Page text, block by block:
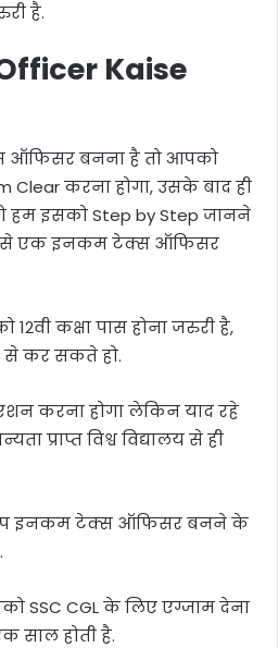
है.
Kaise
बनना है तो आपको
Clear करना होगा, उसके बाद ही
इसको Step by Step जानने
एक इनकम टेक्स ऑफिसर
कक्षा पास होना जरुरी है,
से कर सकते हो.
करना होगा लेकिन याद रहे
प्राप्त विश्व विद्यालय से ही
इनकम टेक्स ऑफिसर बनने के
SSC CGL के लिए एग्जाम देना
साल होती है.